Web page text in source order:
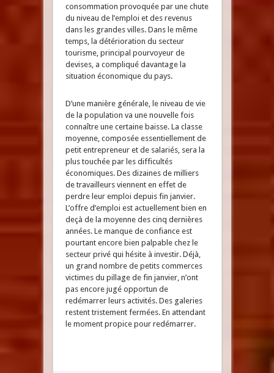
consommation provoquée par une chute
du niveau de l’emploi et des revenus
dans les grandes villes. Dans le même
temps, la détérioration du secteur
tourisme, principal pourvoyeur de
devises, a compliqué davantage la
situation économique du pays.
D’une manière générale, le niveau de vie
de la population va une nouvelle fois
connaître une certaine baisse. La classe
moyenne, composée essentiellement de
petit entrepreneur et de salariés, sera la
plus touchée par les difficultés
économiques. Des dizaines de milliers
de travailleurs viennent en effet de
perdre leur emploi depuis fin janvier.
L’offre d’emploi est actuellement bien en
deçà de la moyenne des cinq dernières
années. Le manque de confiance est
pourtant encore bien palpable chez le
secteur privé qui hésite à investir. Déjà,
un grand nombre de petits commerces
victimes du pillage de fin janvier, n’ont
pas encore jugé opportun de
redémarrer leurs activités. Des galeries
restent tristement fermées. En attendant
le moment propice pour redémarrer.